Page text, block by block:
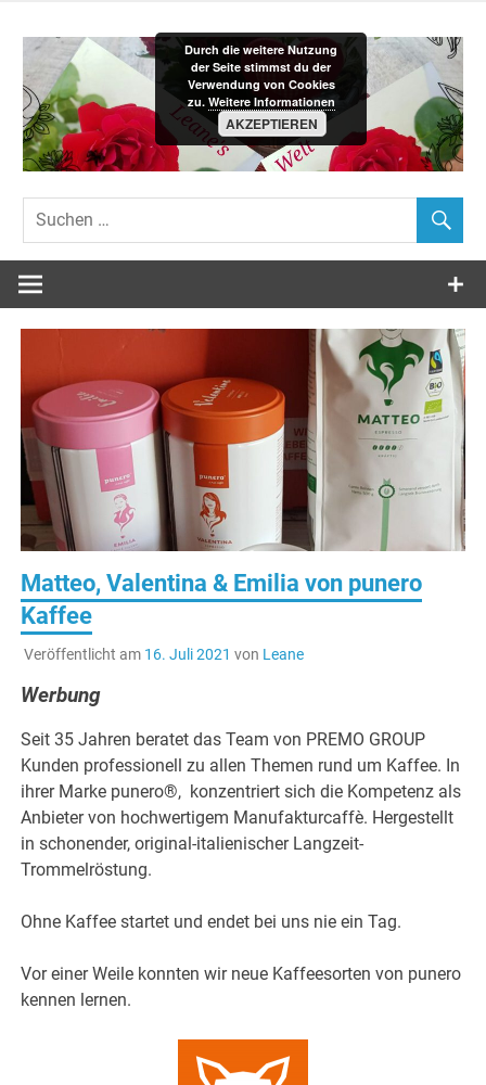
Inhalt
springen
Leane´s-
Welt
Matteo, Valentina & Emilia von punero
Kaffee
Veröffentlicht am 16. Juli 2021 von Leane
Werbung
Seit 35 Jahren beratet das Team von PREMO GROUP
Kunden professionell zu allen Themen rund um Kaffee. In
ihrer Marke punero®, konzentriert sich die Kompetenz als
Anbieter von hochwertigem Manufakturcaffè. Hergestellt
in schonender, original-italienischer Langzeit-
Trommelröstung.
Ohne Kaffee startet und endet bei uns nie ein Tag.
Vor einer Weile konnten wir neue Kaffeesorten von punero
kennen lernen.
Durch die weitere Nutzung
der Seite stimmst du der
Verwendung von Cookies
zu. Weitere Informationen
AKZEPTIEREN